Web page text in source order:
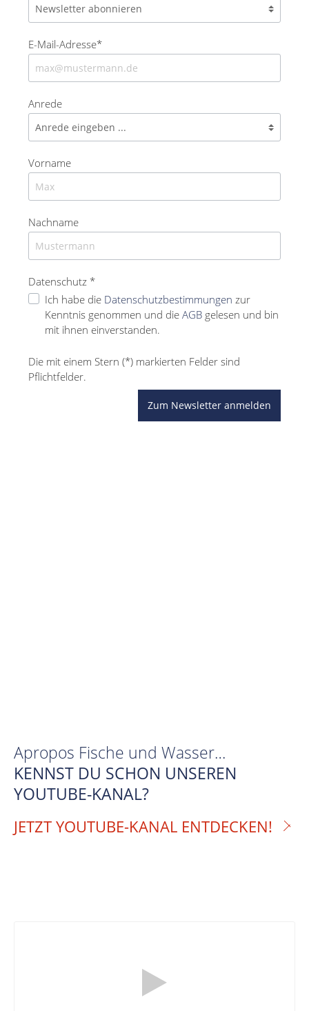
E-Mail-Adresse*
Anrede
Vorname
Nachname
Datenschutz *
Ich habe die Datenschutzbestimmungen zur
Kenntnis genommen und die AGB gelesen und bin
mit ihnen einverstanden.
Die mit einem Stern (*) markierten Felder sind
Pflichtfelder.
Zum Newsletter anmelden
Apropos Fische und Wasser…
KENNST DU SCHON UNSEREN
YOUTUBE-KANAL?
JETZT YOUTUBE-KANAL ENTDECKEN!